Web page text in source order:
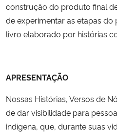
Advocacia-Geral da União
Banco Central do Brasil
construção do produto final
de experimentar as etapas
livro elaborado por histórias
APRESENTAÇÃO
Nossas Histórias, Versos de
de dar visibilidade para
indígena, que, durante suas